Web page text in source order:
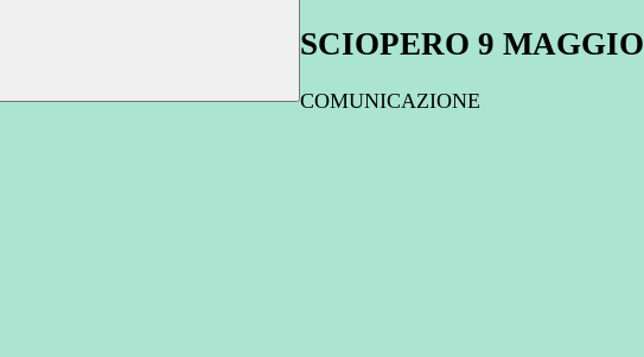
SCIOPERO 9 MAGGIO
COMUNICAZIONE